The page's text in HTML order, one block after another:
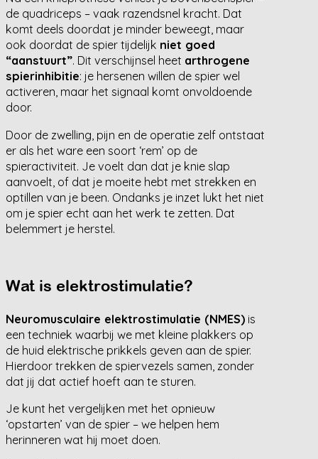
de quadriceps – vaak razendsnel kracht. Dat
komt deels doordat je minder beweegt, maar
ook doordat de spier tijdelijk niet goed
“aanstuurt”. Dit verschijnsel heet arthrogene
spierinhibitie: je hersenen willen de spier wel
activeren, maar het signaal komt onvoldoende
door.
Door de zwelling, pijn en de operatie zelf ontstaat
er als het ware een soort ‘rem’ op de
spieractiviteit. Je voelt dan dat je knie slap
aanvoelt, of dat je moeite hebt met strekken en
optillen van je been. Ondanks je inzet lukt het niet
om je spier echt aan het werk te zetten. Dat
belemmert je herstel.
Wat is elektrostimulatie?
Neuromusculaire elektrostimulatie (NMES) is
een techniek waarbij we met kleine plakkers op
de huid elektrische prikkels geven aan de spier.
Hierdoor trekken de spiervezels samen, zonder
dat jij dat actief hoeft aan te sturen.
Je kunt het vergelijken met het opnieuw
‘opstarten’ van de spier – we helpen hem
herinneren wat hij moet doen.